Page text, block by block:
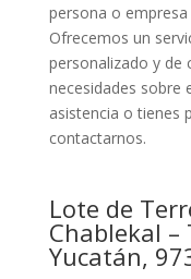
persona o
Ofrecemos un
personalizado y de
necesidades sobre
asistencia o tienes
contactarnos.
Lote de
Chablekal –
Yucatán,